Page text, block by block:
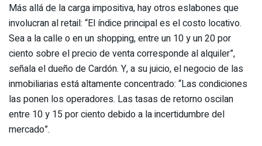
Más allá de la carga impositiva, hay otros eslabones que
involucran al retail: “El índice principal es el costo locativo.
Sea a la calle o en un shopping, entre un 10 y un 20 por
ciento sobre el precio de venta corresponde al alquiler”,
señala el dueño de Cardón. Y, a su juicio, el negocio de las
inmobiliarias está altamente concentrado: “Las condiciones
las ponen los operadores. Las tasas de retorno oscilan
entre 10 y 15 por ciento debido a la incertidumbre del
mercado”.